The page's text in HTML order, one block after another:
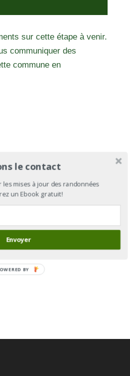
sur cette étape à venir.
communiquer des
commune en
le contact
mises à jour des randonnées
un Ebook gratuit!
Envoyer
BY